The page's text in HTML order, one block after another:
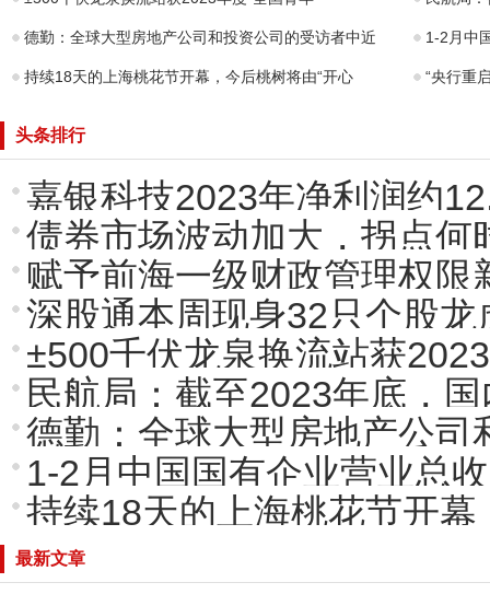
德勤：全球大型房地产公司和投资公司的受访者中近 1-2月中
持续18天的上海桃花节开幕，今后桃树将由“开心 “央行重
头条排行
嘉银科技2023年净利润约
债券市场波动加大，拐点何
赋予前海一级财政管理权限
深股通本周现身32只个股龙
±500千伏龙泉换流站获
民航局：截至2023年底，
德勤：全球大型房地产公司
1-2月中国国有企业营业总
持续18天的上海桃花节开幕
最新文章